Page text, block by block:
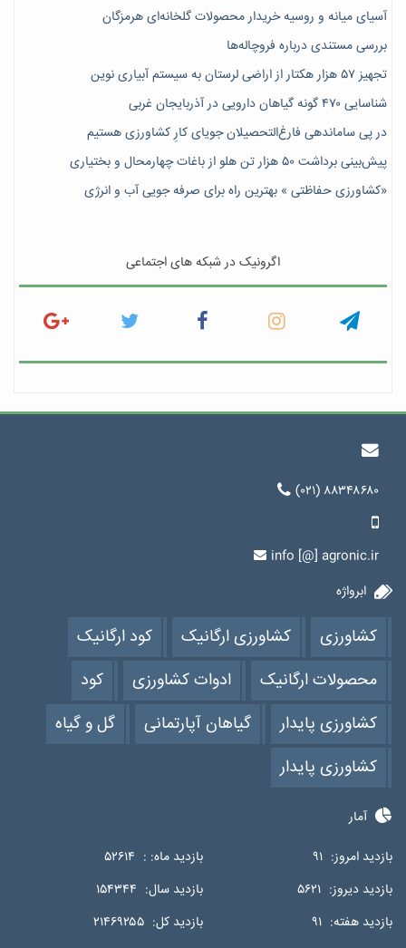
آسیای میانه و روسیه خریدار محصولات گلخانه‌ای هرمزگان
بررسی مستندی درباره فروچاله‌ها
تجهیز ۵۷ هزار هکتار از اراضی لرستان به سیستم آبیاری نوین
شناسایی ۴۷٠ گونه گیاهان دارویی در آذربایجان غربی
در پی ساماندهی فارغ‌التحصیلان جویای کارِ کشاورزی هستیم
پیش‎‌بینی برداشت ۵۰ هزار تن هلو از باغات چهارمحال و بختیاری
«کشاورزی حفاظتی » بهترین راه برای صرفه جویی آب و انرژی
اگرونیک در شبکه های اجتماعی
(۰۲۱) ۸۸۳۴۸۶۸۰
info [@] agronic.ir
ابرواژه
کشاورزی کشاورزی ارگانیک
کود ارگانیک
محصولات ارگانیک
ادوات کشاورزی
کود
کشاورزی پایدار
گیاهان آپارتمانی
گل و گیاه
کشاورزی پایدار
آمار
بازدید امروز: ۹۱ بازدید ماه: : ۵۲۶۱۴
بازدید دیروز: ۵۶۲۱ بازدید سال: ۱۵۴۳۴۴
بازدید هفته: ۹۱ بازدید کل: ۲۱۴۶۹۲۵۵